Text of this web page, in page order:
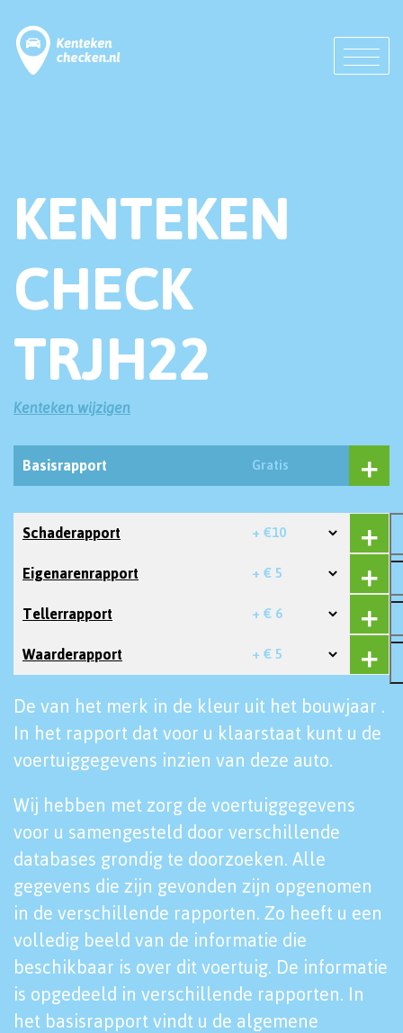
KENTEKEN
CHECK
TRJH22
Kenteken wijzigen
Basisrapport Gratis
Schaderapport + €10
Eigenarenrapport + € 5
Tellerrapport + € 6
Waarderapport + € 5
De van het merk in de kleur uit het bouwjaar .
In het rapport dat voor u klaarstaat kunt u de
voertuiggegevens inzien van deze auto.
Wij hebben met zorg de voertuiggegevens
voor u samengesteld door verschillende
databases grondig te doorzoeken. Alle
gegevens die zijn gevonden zijn opgenomen
in de verschillende rapporten. Zo heeft u een
volledig beeld van de informatie die
beschikbaar is over dit voertuig. De informatie
is opgedeeld in verschillende rapporten. In
het basisrapport vindt u de algemene